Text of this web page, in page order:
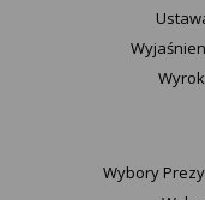
Wybory